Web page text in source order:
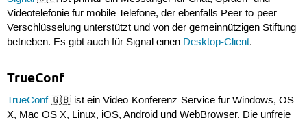
Videotelefonie für mobile Telefone, der ebenfalls Peer-to-peer
Verschlüsselung unterstützt und von der gemeinnützigen Stiftung
betrieben. Es gibt auch für Signal einen Desktop-Client.
TrueConf
TrueConf🇬🇧 ist ein Video-Konferenz-Service für Windows, OS
X, Mac OS X, Linux, iOS, Android und WebBrowser. Die unfreie